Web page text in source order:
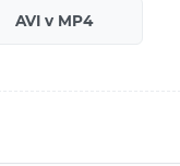
AVI v MP4